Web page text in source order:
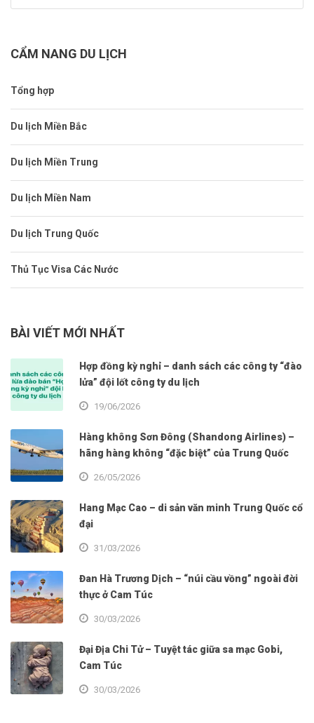
CẨM NANG DU LỊCH
Tổng hợp
Du lịch Miền Bắc
Du lịch Miền Trung
Du lịch Miền Nam
Du lịch Trung Quốc
Thủ Tục Visa Các Nước
BÀI VIẾT MỚI NHẤT
Hợp đồng kỳ nghỉ – danh sách các công ty “đào
lửa” đội lốt công ty du lịch
19/06/2026
Hàng không Sơn Đông (Shandong Airlines) –
hãng hàng không “đặc biệt” của Trung Quốc
26/05/2026
Hang Mạc Cao – di sản văn minh Trung Quốc cổ
đại
31/03/2026
Đan Hà Trương Dịch – “núi cầu vồng” ngoài đời
thực ở Cam Túc
30/03/2026
Đại Địa Chi Tử – Tuyệt tác giữa sa mạc Gobi,
Cam Túc
30/03/2026